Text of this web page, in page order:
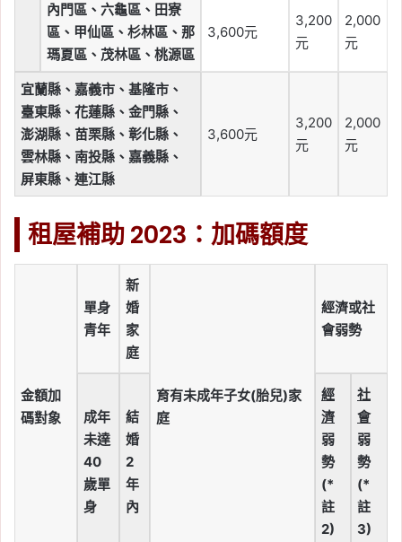
內門區、六龜區、田寮
區、甲仙區、杉林區、那
瑪夏區、茂林區、桃源區
3,600元
3,200
元
2,000
元
宜蘭縣、嘉義市、基隆市、
臺東縣、花蓮縣、金門縣、
澎湖縣、苗栗縣、彰化縣、
雲林縣、南投縣、嘉義縣、
屏東縣、連江縣
3,600元
3,200
元
2,000
元
租屋補助 2023：加碼額度
金額加
碼對象
單身
青年
新
婚
家
庭
育有未成年子女(胎兒)家
庭
經濟或社
會弱勢
成年
未達
40
歲單
身
結
婚
2
年
內
經
濟
弱
勢
(*
註
2)
社
會
弱
勢
(*
註
3)